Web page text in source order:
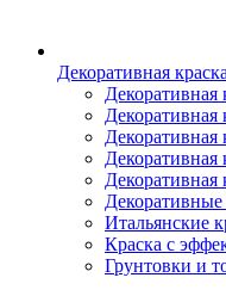
Декоративная краска
Декоративная
Декоративная
Декоративная
Декоративная
Итальянские
Краска с
Грунтовки и